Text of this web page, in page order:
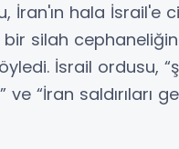
İran'ın hala İsrail'e
silah
İsrail ordusu,
ve “İran saldırıları